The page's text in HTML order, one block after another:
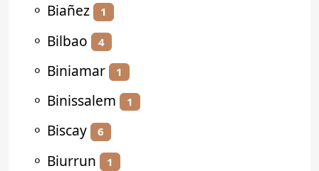
⚬ Biañez 1
⚬ Bilbao 4
⚬ Biniamar 1
⚬ Binissalem 1
⚬ Biscay 6
⚬ Biurrun 1